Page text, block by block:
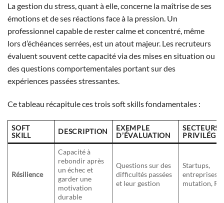
La gestion du stress, quant à elle, concerne la maîtrise de ses
émotions et de ses réactions face à la pression. Un
professionnel capable de rester calme et concentré, même
lors d’échéances serrées, est un atout majeur. Les recruteurs
évaluent souvent cette capacité via des mises en situation ou
des questions comportementales portant sur des
expériences passées stressantes.
Ce tableau récapitule ces trois soft skills fondamentales :
SOFT
SKILL
DESCRIPTION
EXEMPLE
D’ÉVALUATION
SECTEURS
Résilience
Capacité à
rebondir après
un échec et
garder une
motivation
durable
Questions sur des
difficultés passées
et leur gestion
Startups,
entreprises
mutation, RH